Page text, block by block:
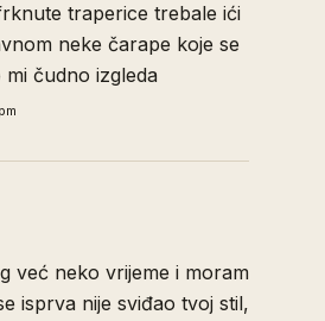
traperice trebale ići
neke čarape koje se
čudno izgleda
već neko vrijeme i moram
isprva nije sviđao tvoj stil,